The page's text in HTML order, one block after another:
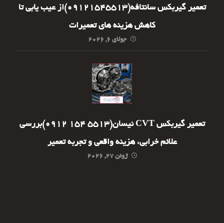
تعمیر گیربکس سانتافه(09121545513)از عیب یابی تا
کاهش هزینه های تعمیرات
جولای ۶, ۲۰۲۶
تعمیر گیربکس CVT نیسان(5513 154 0912)بررسی
علائم خرابی، هزینه واقعی و تجربه تعمیر
ژوئن ۲۷, ۲۰۲۶